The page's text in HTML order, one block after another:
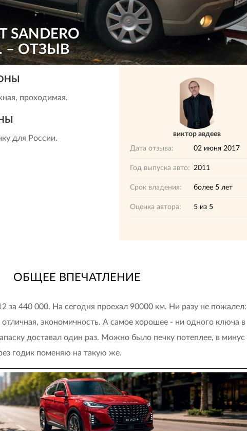
SANDERO
– ОТЗЫВ
проходимая.
для России. виктор авдеев
Дата отзыва: 02 июня 2017
Год выпуска авто: 2011
Срок владения: более 5 лет
Оценка автора: 5из 5
ОБЩЕЕ ВПЕЧАТЛЕНИЕ
за 440 000. На сегодня проехал 90000 км. Ни разу не
экономичность. А самое хорошее - ни одного ключа в
доставал один раз. Можно было печку потеплее, в минус
годик поменяю на такую же.